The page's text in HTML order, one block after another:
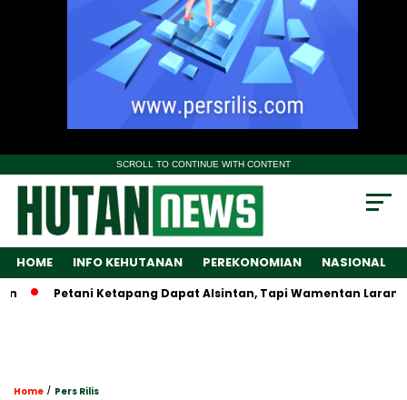
SCROLL TO CONTINUE WITH CONTENT
HOME INFO KEHUTANAN PEREKONOMIAN NASIONAL
Petani Ketapang Dapat Alsintan, Tapi Wamentan Larang
Home / Pers Rilis